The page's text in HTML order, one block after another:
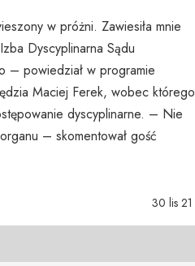
w próżni. Zawiesiła mnie
Dyscyplinarna Sądu
– powiedział w programie
Maciej Ferek, wobec którego
dyscyplinarne. – Nie
– skomentował gość
30 lis 21